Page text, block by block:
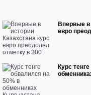
Впервые в
евро
Курс